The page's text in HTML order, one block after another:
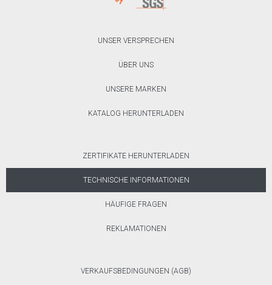
UNSER VERSPRECHEN
ÜBER UNS
UNSERE MARKEN
KATALOG HERUNTERLADEN
ZERTIFIKATE HERUNTERLADEN
TECHNISCHE INFORMATIONEN
HÄUFIGE FRAGEN
REKLAMATIONEN
VERKAUFSBEDINGUNGEN (AGB)